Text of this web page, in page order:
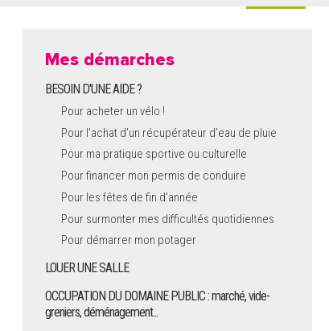
Mes démarches
BESOIN D'UNE AIDE ?
Pour acheter un vélo !
Pour l'achat d’un récupérateur d’eau de pluie
Pour ma pratique sportive ou culturelle
Pour financer mon permis de conduire
Pour les fêtes de fin d'année
Pour surmonter mes difficultés quotidiennes
Pour démarrer mon potager
LOUER UNE SALLE
OCCUPATION DU DOMAINE PUBLIC : marché, vide-
greniers, déménagement...